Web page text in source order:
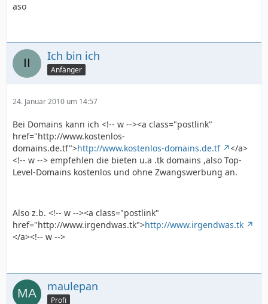
aso
Ich bin ich
Anfänger
24. Januar 2010 um 14:57
Bei Domains kann ich <!-- w --><a class="postlink"
href="http://www.kostenlos-
domains.de.tf">http://www.kostenlos-domains.de.tf
</a>
<!-- w --> empfehlen die bieten u.a .tk domains ,also Top-
Level-Domains kostenlos und ohne Zwangswerbung an.
Also z.b. <!-- w --><a class="postlink"
href="http://www.irgendwas.tk">http://www.irgendwas.tk
</a><!-- w -->
maulepan
Profi